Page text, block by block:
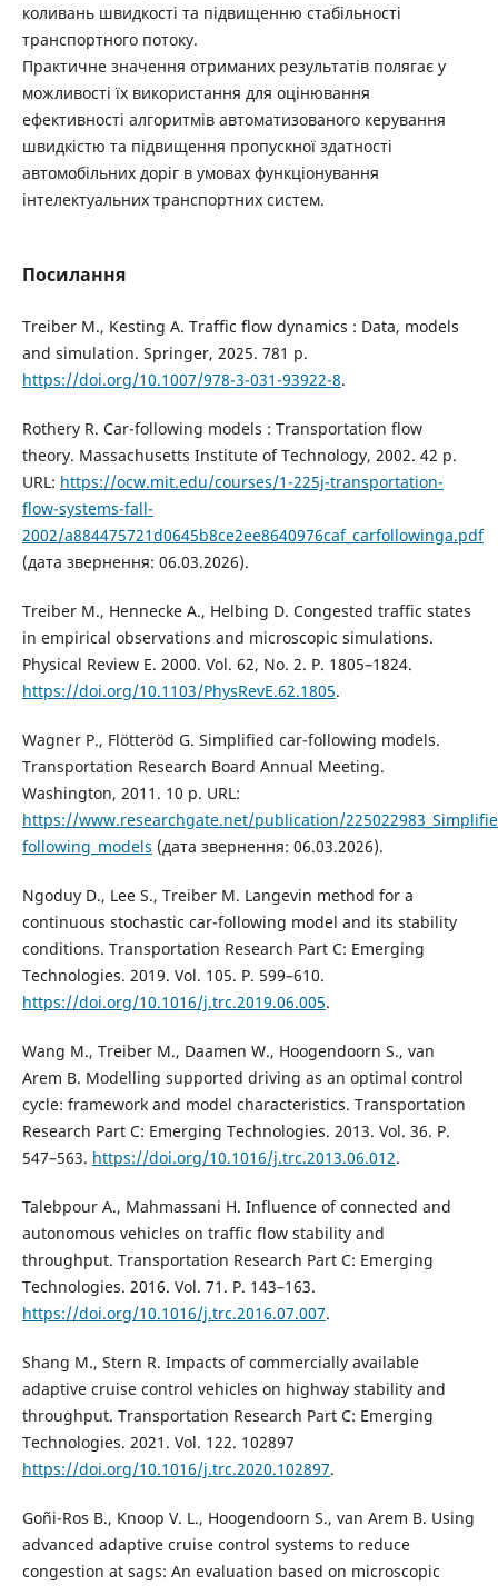
коливань швидкості та підвищенню стабільності
транспортного потоку.
Практичне значення отриманих результатів полягає у
можливості їх використання для оцінювання
ефективності алгоритмів автоматизованого керування
швидкістю та підвищення пропускної здатності
автомобільних доріг в умовах функціонування
інтелектуальних транспортних систем.
Посилання
Treiber M., Kesting A. Traffic flow dynamics : Data, models
and simulation. Springer, 2025. 781 p.
https://doi.org/10.1007/978-3-031-93922-8.
Rothery R. Car-following models : Transportation flow
theory. Massachusetts Institute of Technology, 2002. 42 p.
URL: https://ocw.mit.edu/courses/1-225j-transportation-
flow-systems-fall-
2002/a884475721d0645b8ce2ee8640976caf_carfollowinga.pdf
(дата звернення: 06.03.2026).
Treiber M., Hennecke A., Helbing D. Congested traffic states
in empirical observations and microscopic simulations.
Physical Review E. 2000. Vol. 62, No. 2. P. 1805–1824.
https://doi.org/10.1103/PhysRevE.62.1805.
Wagner P., Flötteröd G. Simplified car-following models.
Transportation Research Board Annual Meeting.
Washington, 2011. 10 p. URL:
https://www.researchgate.net/publication/
following_models (дата звернення: 06.03.2026).
Ngoduy D., Lee S., Treiber M. Langevin method for a
continuous stochastic car-following model and its stability
conditions. Transportation Research Part C: Emerging
Technologies. 2019. Vol. 105. P. 599–610.
https://doi.org/10.1016/j.trc.2019.06.005.
Wang M., Treiber M., Daamen W., Hoogendoorn S., van
Arem B. Modelling supported driving as an optimal control
cycle: framework and model characteristics. Transportation
Research Part C: Emerging Technologies. 2013. Vol. 36. P.
547–563. https://doi.org/10.1016/j.trc.2013.06.012.
Talebpour A., Mahmassani H. Influence of connected and
autonomous vehicles on traffic flow stability and
throughput. Transportation Research Part C: Emerging
Technologies. 2016. Vol. 71. P. 143–163.
https://doi.org/10.1016/j.trc.2016.07.007.
Shang M., Stern R. Impacts of commercially available
adaptive cruise control vehicles on highway stability and
throughput. Transportation Research Part C: Emerging
Technologies. 2021. Vol. 122. 102897
https://doi.org/10.1016/j.trc.2020.102897.
Goñi-Ros B., Knoop V. L., Hoogendoorn S., van Arem B. Using
advanced adaptive cruise control systems to reduce
congestion at sags: An evaluation based on microscopic